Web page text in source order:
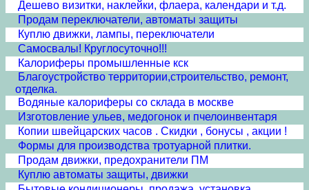
Дешево визитки, наклейки, флаера, календари и т.д.
Продам переключатели, автоматы защиты
Куплю движки, лампы, переключатели
Самосвалы! Круглосуточно!!!
Калориферы промышленные кск
Благоустройство территории,строительство, ремонт,
отделка.
Водяные калориферы со склада в москве
Изготовление ульев, медогонок и пчелоинвентаря
Копии швейцарских часов . Скидки , бонусы , акции !
Формы для производства тротуарной плитки.
Продам движки, предохранители ПМ
Куплю автоматы защиты, движки